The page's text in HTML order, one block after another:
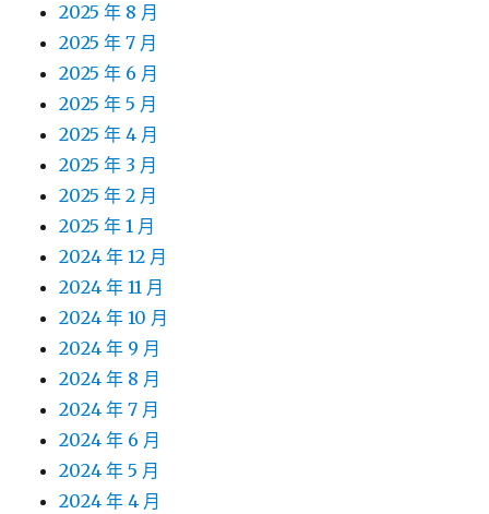
2025 年 8 月
2025 年 7 月
2025 年 6 月
2025 年 5 月
2025 年 4 月
2025 年 3 月
2025 年 2 月
2025 年 1 月
2024 年 12 月
2024 年 11 月
2024 年 10 月
2024 年 9 月
2024 年 8 月
2024 年 7 月
2024 年 6 月
2024 年 5 月
2024 年 4 月